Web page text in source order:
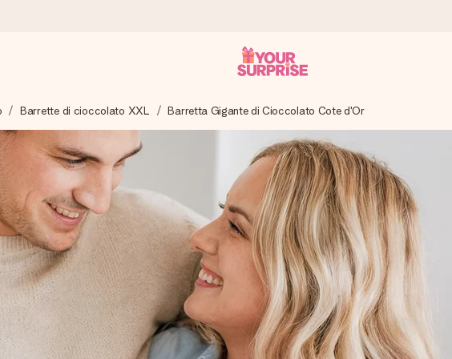
in un lampo – così potrai consegnarlo al momento giusto, quando conta
Google Reviews.
il suo nome, una tua foto o un messaggio che tocchi il cuore. Nessuna
Barrette di cioccolato XXL Barretta Gigante di Cioccolato Cote d'Or